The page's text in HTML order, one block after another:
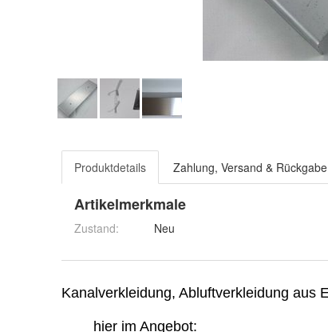
Produktdetails Zahlung, Versand & Rückgabe
Artikelmerkmale
Zustand: Neu